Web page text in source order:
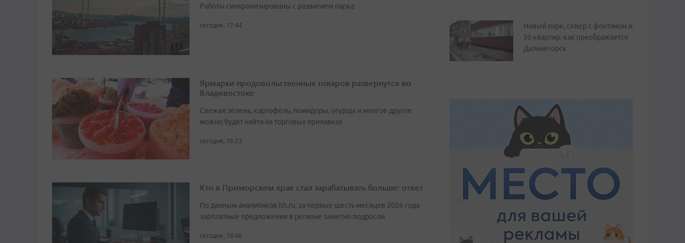
Работы синхронизированы с развитием парка
сегодня, 17:44
Ярмарки продовольственных товаров развернутся во
Владивостоке
Свежая зелень, картофель, помидоры, огурцы и многое другое
можно будет найти на торговых прилавках
сегодня, 16:23
Кто в Приморском крае стал зарабатывать больше: ответ
По данным аналитиков hh.ru, за первые шесть месяцев 2026 года
зарплатные предложения в регионе заметно подросли
сегодня, 16:46
Новый парк, сквер с фонтаном и
50 квартир: как преображается
Дальнегорск